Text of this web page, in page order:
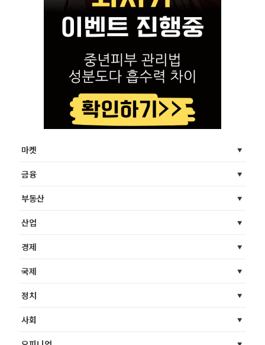
마켓
금융
부동산
산업
경제
국제
정치
사회